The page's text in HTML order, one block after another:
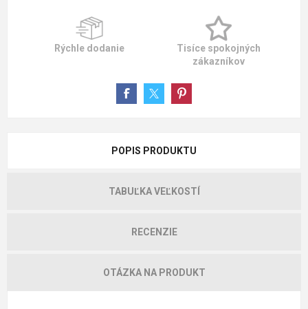
Rýchle dodanie
Tisíce spokojných
zákazníkov
POPIS PRODUKTU
TABUĽKA VEĽKOSTÍ
RECENZIE
OTÁZKA NA PRODUKT